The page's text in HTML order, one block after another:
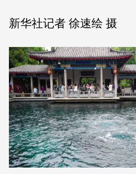
新华社记者 徐速绘 摄